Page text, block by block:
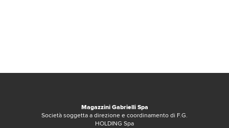
Magazzini Gabrielli Spa
Società soggetta a direzione e coordinamento di F.G.
HOLDING Spa